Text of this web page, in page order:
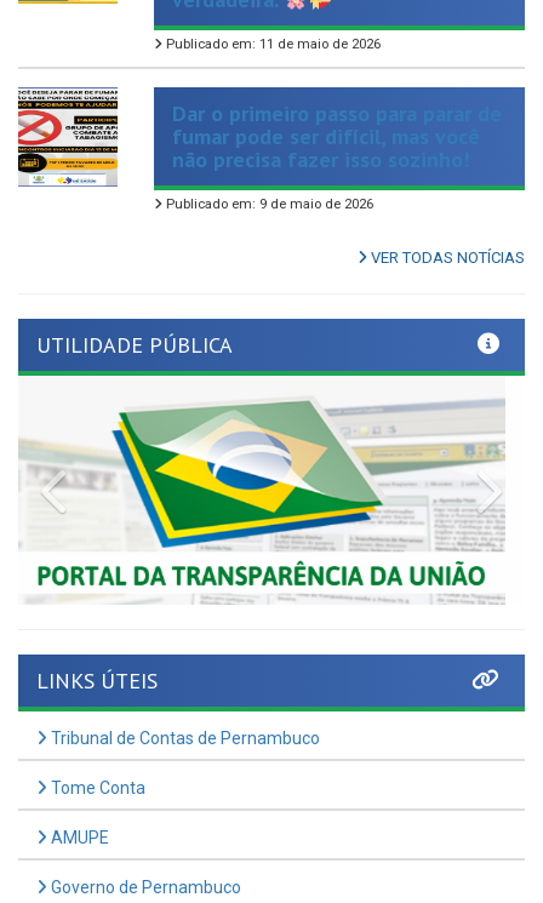
Dar o primeiro passo para parar de
fumar pode ser difícil, mas você
não precisa fazer isso sozinho!
Publicado em: 9 de maio de 2026
VER TODAS NOTÍCIAS
Previous
Tribunal de Contas de Pernambuco
Tome Conta
AMUPE
Governo de Pernambuco
Controladoria-Geral da União